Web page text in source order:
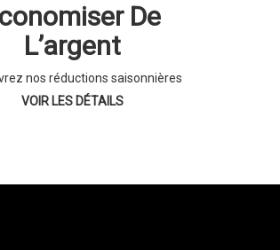
De
L’argent
nos réductions saisonnières
VOIR LES DÉTAILS